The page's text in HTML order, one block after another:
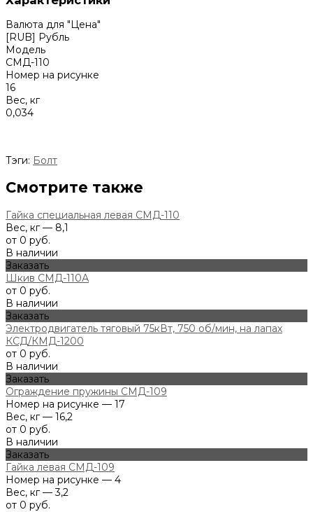
Валюта для "Цена"
[RUB] Рубль
Модель
СМД-110
Номер на рисунке
16
Вес, кг
0,034
Тэги: Болт
Смотрите также
Гайка специальная левая СМД-110
Вес, кг — 8,1
от 0 руб.
В наличии
Заказать
Шкив СМД-110А
от 0 руб.
В наличии
Заказать
Электродвигатель тяговый 75кВт, 750 об/мин, на лапах
КСД/КМД-1200
от 0 руб.
В наличии
Заказать
Ограждение пружины СМД-109
Номер на рисунке — 17
Вес, кг — 16,2
от 0 руб.
В наличии
Заказать
Гайка левая СМД-109
Номер на рисунке — 4
Вес, кг — 3,2
от 0 руб.